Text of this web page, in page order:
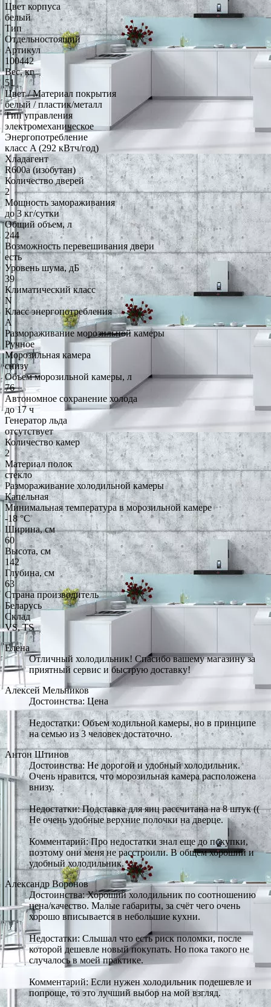
Цвет корпуса
белый
Тип
Отдельностоящий
Артикул
100442
Вес, кг
51
Цвет / Материал покрытия
белый / пластик/металл
Тип управления
электромеханическое
Энергопотребление
класс A (292 кВтч/год)
Хладагент
R600a (изобутан)
Количество дверей
2
Мощность замораживания
до 3 кг/cутки
Общий объем, л
244
Возможность перевешивания двери
есть
Уровень шума, дБ
39
Климатический класс
N
Класс энергопотребления
A
Размораживание морозильной камеры
Ручное
Морозильная камера
снизу
Объем морозильной камеры, л
76
Автономное сохранение холода
до 17 ч
Генератор льда
отсутствует
Количество камер
2
Материал полок
стекло
Размораживание холодильной камеры
Капельная
Минимальная температура в морозильной камере
-18 °C
Ширина, см
60
Высота, см
142
Глубина, см
63
Страна производитель
Беларусь
Склад
VS, TS
Елена
Отличный холодильник! Спасибо вашему магазину за
приятный сервис и быструю доставку!
Алексей Мельников
Достоинства: Цена
Недостатки: Объем ходильной камеры, но в принципе
на семью из 3 человек достаточно.
Антон Штинов
Достоинства: Не дорогой и удобный холодильник.
Очень нравится, что морозильная камера расположена
внизу.
Недостатки: Подставка для яиц рассчитана на 8 штук ((
Не очень удобные верхние полочки на дверце.
Комментарий: Про недостатки знал еще до покупки,
поэтому они меня не расстроили. В общем хороший и
удобный холодильник.
Александр Воронов
Достоинства: Хороший холодильник по соотношению
цена/качество. Малые габариты, за счёт чего очень
хорошо вписывается в небольшие кухни.
Недостатки: Слышал что есть риск поломки, после
которой дешевле новый покупать. Но пока такого не
случалось в моей практике.
Комментарий: Если нужен холодильник подешевле и
попроще, то это лучший выбор на мой взгляд.